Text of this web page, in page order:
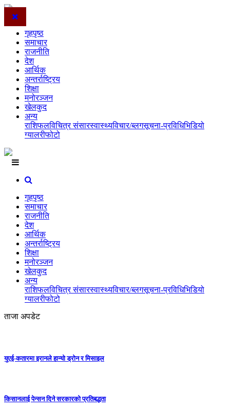
गृहपृष्ठ
समाचार
राजनीति
देश
आर्थिक
अन्तर्राष्ट्रिय
शिक्षा
मनोरञ्जन
खेलकुद
अन्य
राशिफलविचित्र संसारस्वास्थ्यविचार/ब्लगसूचना-प्रविधिभिडियो
ग्यालरीफोटो
गृहपृष्ठ
समाचार
राजनीति
देश
आर्थिक
अन्तर्राष्ट्रिय
शिक्षा
मनोरञ्जन
खेलकुद
अन्य
राशिफलविचित्र संसारस्वास्थ्यविचार/ब्लगसूचना-प्रविधिभिडियो
ग्यालरीफोटो
ताजा अपडेट
युएई-कतारमा इरानले हान्यो ड्रोन र मिसाइल
किसानलाई पेन्सन दिने सरकारको प्रतिबद्धता